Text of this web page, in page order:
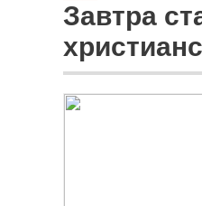
Завтра